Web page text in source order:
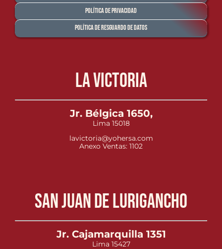
Política de Privacidad
Política de Resguardo de Datos
La Victoria
Jr. Bélgica 1650,
Lima 15018
lavictoria@yohersa.com
Anexo Ventas: 1102
San Juan de Lurigancho
Jr. Cajamarquilla 1351
Lima 15427